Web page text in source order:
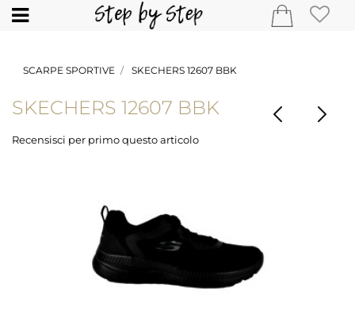
Open
SCARPE SPORTIVE SKECHERS 12607 BBK
SKECHERS 12607 BBK
Recensisci per primo questo articolo